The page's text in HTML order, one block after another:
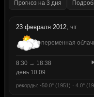
Прогноз на 3 дня
23 февраля 2012, чт
переменная
8:30 → 18:38
день 10:09
рекорды: -50.0° (1951) · 4.0°